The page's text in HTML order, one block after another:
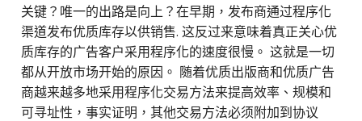
关键？唯一的出路是向上？在早期，发布商通过程序化
渠道发布优质库存以供销售. 这反过来意味着真正关心优
质库存的广告客户采用程序化的速度很慢。 这就是一切
都从开放市场开始的原因。 随着优质出版商和优质广告
商越来越多地采用程序化交易方法来提高效率、规模和
可寻址性，事实证明，其他交易方法必须附加到协议